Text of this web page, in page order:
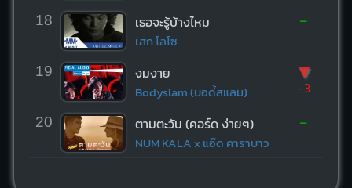
18 เธอจะรู้บ้างไหม
เสก โลโซ
-
19 งมงาย
Bodyslam (บอดี้สแลม)
▼
-3
20 ตามตะวัน (คอร์ด ง่ายๆ)
NUM KALA x แอ๊ด คาราบาว
-